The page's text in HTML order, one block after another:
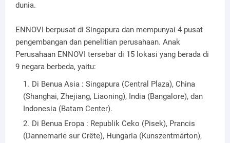
dunia.
ENNOVI berpusat di Singapura dan mempunyai 4 pusat
pengembangan dan penelitian perusahaan. Anak
Perusahaan ENNOVI tersebar di 15 lokasi yang berada di
9 negara berbeda, yaitu:
Di Benua Asia : Singapura (Central Plaza), China
(Shanghai, Zhejiang, Liaoning), India (Bangalore), dan
Indonesia (Batam Center).
Di Benua Eropa : Republik Ceko (Pisek), Prancis
(Dannemarie sur Crête), Hungaria (Kunszentmárton),